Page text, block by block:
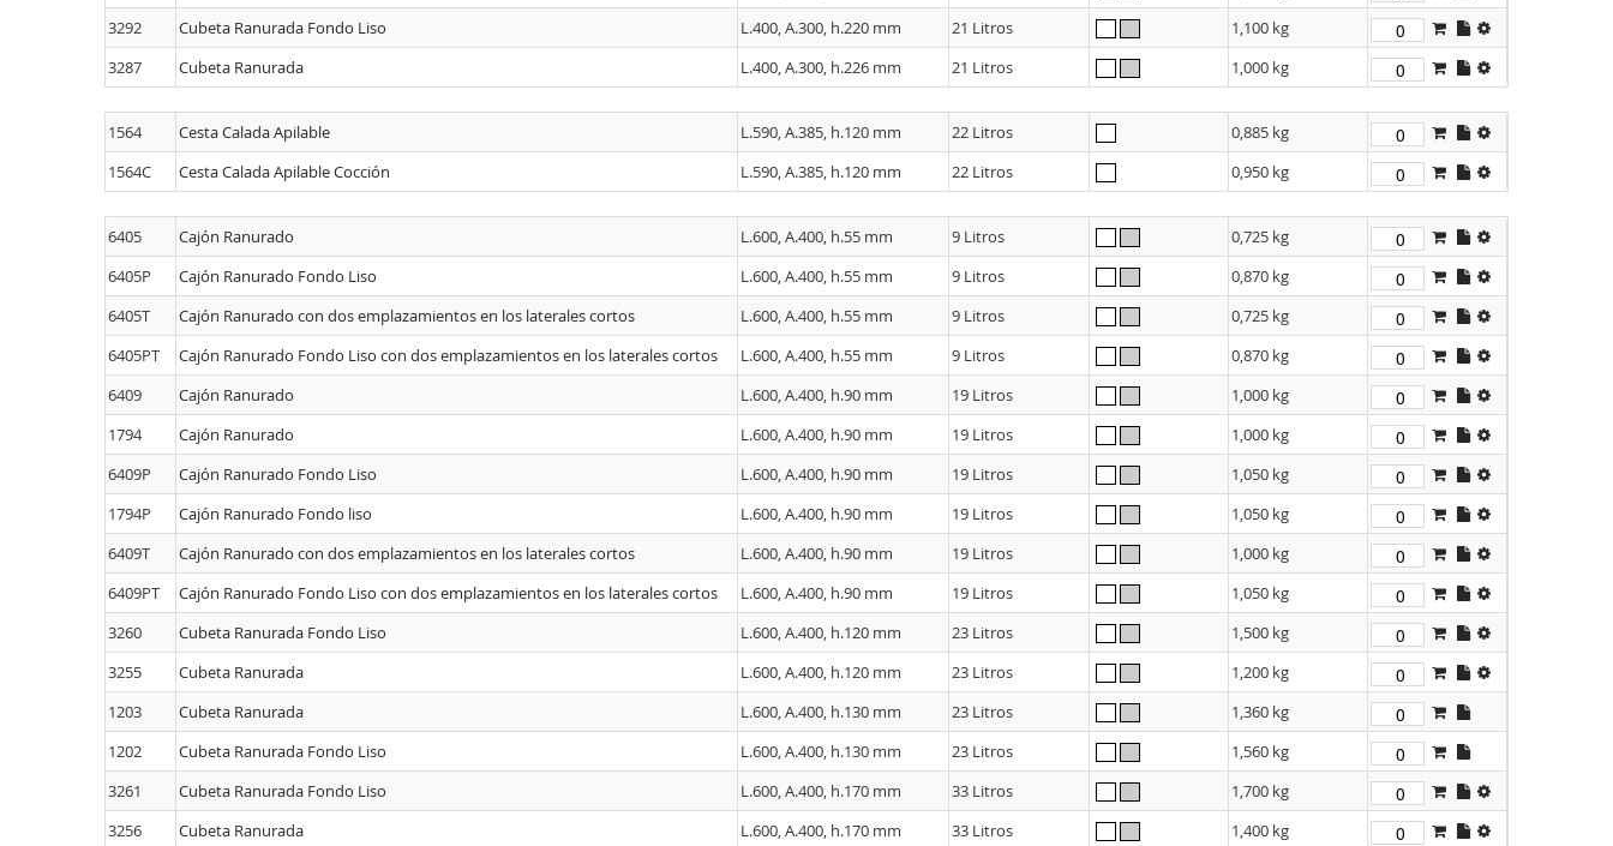
3292
Cubeta Ranurada Fondo Liso L.400, A.300, h.220 mm 21 Litros
1,100 kg
3287
Cubeta Ranurada L.400, A.300, h.226 mm 21 Litros 1,000 kg
1564 Cesta Calada Apilable L.590, A.385, h.120 mm 22 Litros
0,885 kg
1564C
Cesta Calada Apilable Cocción L.590, A.385, h.120 mm 22 Litros 0,950 kg
6405 Cajón Ranurado L.600, A.400, h.55 mm 9 Litros
0,725 kg
6405P
Cajón Ranurado Fondo Liso L.600, A.400, h.55 mm 9 Litros
0,870 kg
6405T
Cajón Ranurado con dos emplazamientos en los laterales cortos L.600, A.400, h.55 mm 9 Litros
0,725 kg
6405PT
Cajón Ranurado Fondo Liso con dos emplazamientos en los laterales cortos L.600, A.400, h.55 mm 9 Litros
0,870 kg
6409
Cajón Ranurado L.600, A.400, h.90 mm 19 Litros
1,000 kg
1794
Cajón Ranurado L.600, A.400, h.90 mm 19 Litros
1,000 kg
6409P
Cajón Ranurado Fondo Liso L.600, A.400, h.90 mm 19 Litros
1,050 kg
1794P
Cajón Ranurado Fondo liso L.600, A.400, h.90 mm 19 Litros
1,050 kg
6409T
Cajón Ranurado con dos emplazamientos en los laterales cortos L.600, A.400, h.90 mm 19 Litros
1,000 kg
6409PT
Cajón Ranurado Fondo Liso con dos emplazamientos en los laterales cortos L.600, A.400, h.90 mm 19 Litros
1,050 kg
3260
Cubeta Ranurada Fondo Liso L.600, A.400, h.120 mm 23 Litros
1,500 kg
3255
Cubeta Ranurada L.600, A.400, h.120 mm 23 Litros
1,200 kg
1203
Cubeta Ranurada L.600, A.400, h.130 mm 23 Litros
1,360 kg
1202
Cubeta Ranurada Fondo Liso L.600, A.400, h.130 mm 23 Litros
1,560 kg
3261
Cubeta Ranurada Fondo Liso L.600, A.400, h.170 mm 33 Litros
1,700 kg
3256
Cubeta Ranurada L.600, A.400, h.170 mm 33 Litros
1,400 kg